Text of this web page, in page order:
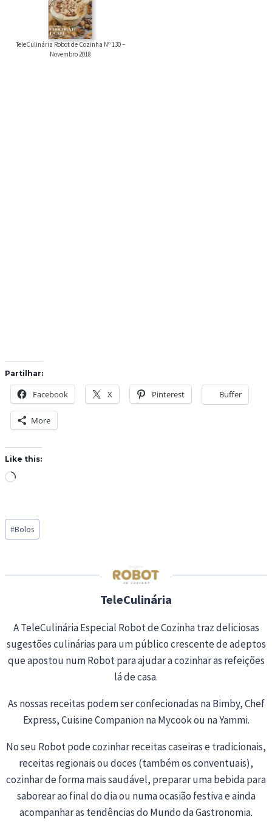
TeleCulinária Robot de Cozinha Nº 130 –
Novembro 2018
Partilhar:
Facebook X Pinterest Buffer
More
Like this:
L
d
i
g
Post
Tags:
#Bolos
TeleCulinária
A TeleCulinária Especial Robot de Cozinha traz deliciosas
sugestões culinárias para um público crescente de adeptos
que apostou num Robot para ajudar a cozinhar as refeições
lá de casa.
As nossas receitas podem ser confecionadas na Bimby, Chef
Express, Cuisine Companion na Mycook ou na Yammi.
No seu Robot pode cozinhar receitas caseiras e tradicionais,
receitas regionais ou doces (também os conventuais),
cozinhar de forma mais saudável, preparar uma bebida para
saborear ao final do dia ou numa ocasião festiva e ainda
acompanhar as tendências do Mundo da Gastronomia.